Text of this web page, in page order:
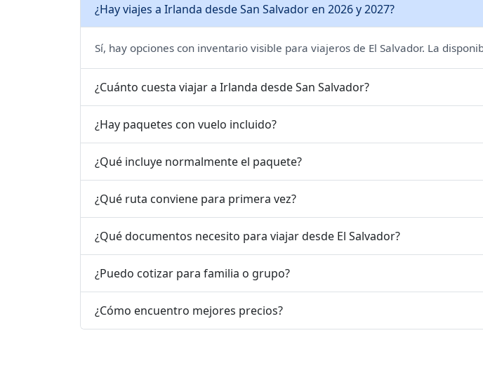
¿Hay viajes a Irlanda desde San Salvador en 2026 y 2027?
Sí, hay opciones con inventario visible para viajeros de El Salvador. La
¿Cuánto cuesta viajar a Irlanda desde San Salvador?
¿Hay paquetes con vuelo incluido?
¿Qué incluye normalmente el paquete?
¿Qué ruta conviene para primera vez?
¿Qué documentos necesito para viajar desde El Salvador?
¿Puedo cotizar para familia o grupo?
¿Cómo encuentro mejores precios?